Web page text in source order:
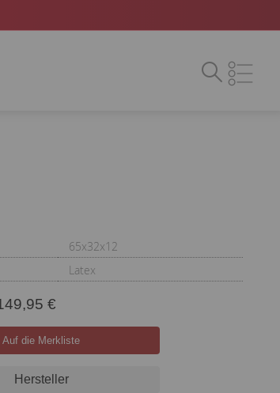
65x32x12
Latex
€
Auf die Merkliste
Hersteller